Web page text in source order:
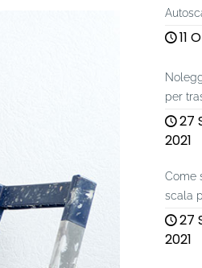
11
per
27
2021
Come
scala
27
2021